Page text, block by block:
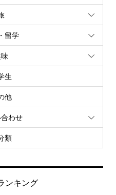
留学
生
他
わせ
類
ンキング